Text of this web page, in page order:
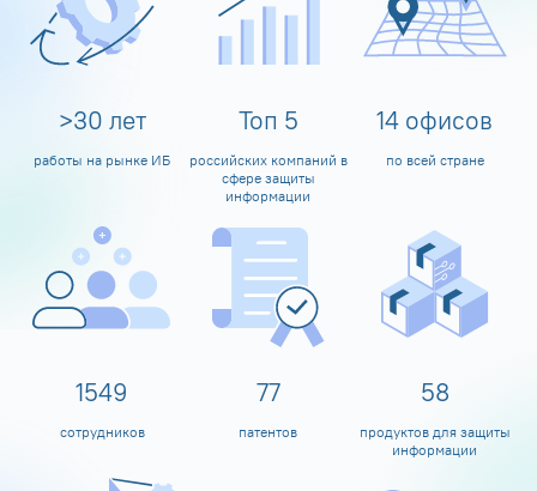
>30 лет
работы на рынке ИБ
Топ 5
российских компаний в
сфере защиты
информации
14 офисов
по всей стране
1600
сотрудников
80
патентов
60
продуктов для защиты
информации